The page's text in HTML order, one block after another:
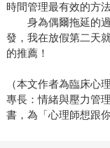
時間管理最有效的方法
身為偶爾拖延的過
發，我在放假第二天
的推薦！
（本文作者為臨床心
專長：情緒與壓力管
書，為「心理師想跟